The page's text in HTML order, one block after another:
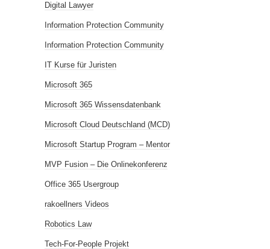
Digital Lawyer
Information Protection Community
Information Protection Community
IT Kurse für Juristen
Microsoft 365
Microsoft 365 Wissensdatenbank
Microsoft Cloud Deutschland (MCD)
Microsoft Startup Program – Mentor
MVP Fusion – Die Onlinekonferenz
Office 365 Usergroup
rakoellners Videos
Robotics Law
Tech-For-People Projekt